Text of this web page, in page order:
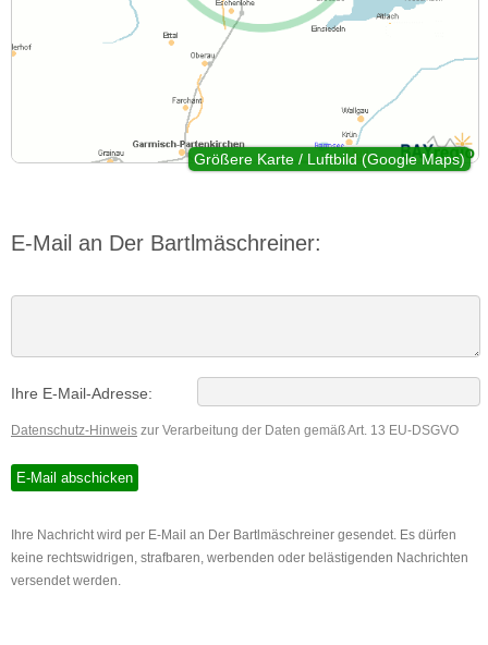
Größere Karte / Luftbild (Google Maps)
E-Mail an Der Bartlmäschreiner:
Ihre E-Mail-Adresse:
Datenschutz-Hinweis zur Verarbeitung der Daten gemäß Art. 13 EU-DSGVO
Ihre Nachricht wird per E-Mail an Der Bartlmäschreiner gesendet. Es dürfen
keine rechtswidrigen, strafbaren, werbenden oder belästigenden Nachrichten
versendet werden.